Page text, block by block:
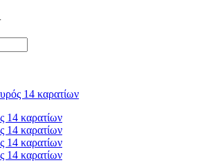
14 καρατίων